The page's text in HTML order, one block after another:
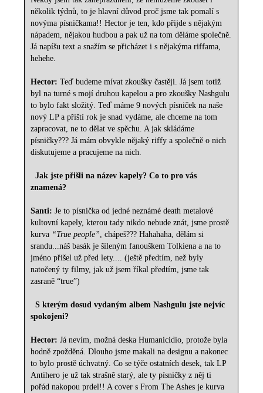
několik týdnů, to je hlavní důvod proč jsme tak pomalí s
novýma písničkama!! Hector je ten, kdo přijde s nějakým
nápadem, nějakou hudbou a pak už na tom děláme společně.
Já napíšu text a snažím se přicházet i s nějakýma riffama,
hehehe.
Hector:Teď budeme mívat zkoušky častěji. Já jsem totiž
byl na turné s mojí druhou kapelou a pro zkoušky Nashgulu
to bylo fakt složitý. Teď máme 9 nových písniček na naše
nový LP a příští rok je snad vydáme, ale chceme na tom
zapracovat, ne to dělat ve spěchu. A jak skládáme
písničky??? Já mám obvykle nějaký riffy a společně o nich
diskutujeme a pracujeme na nich.
Jak jste přišli na název kapely? Co to pro vás
znamená?
Santi:Je to písnička od jedné neznámé death metalové
kultovní kapely, kterou tady nikdo nebude znát, jsme prostě
kurva “True people” , chápeš??? Hahahaha, dělám si
srandu...náš basák je šíleným fanouškem Tolkiena a na to
jméno přišel už před lety.... (ještě předtím, než byly
natočený ty filmy, jak už jsem říkal předtím, jsme tak
zasraně “true”)
S kterým dosud vydaným albem Nashgulu jste nejvíc
spokojeni?
Hector:Já nevím, možná deska Humanicidio, protože byla
hodně zpožděná. Dlouho jsme makali na designu a nakonec
to bylo prostě úchvatný. Co se týče ostatních desek, tak LP
Antihero je už tak strašně starý, ale ty písničky z něj ti
pořád nakopou prdel!! A cover s From The Ashes je kurva